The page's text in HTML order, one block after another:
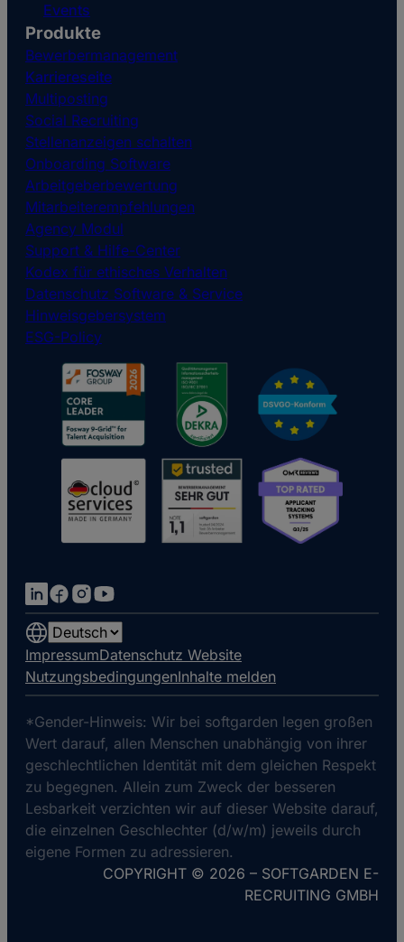
Events
Produkte
Bewerbermanagement
Karriereseite
Multiposting
Social Recruiting
Stellenanzeigen schalten
Onboarding Software
Arbeitgeberbewertung
Mitarbeiterempfehlungen
Agency Modul
Support & Hilfe-Center
Kodex für ethisches Verhalten
Datenschutz Software & Service
Hinweisgebersystem
ESG-Policy
Choose
a
language
ImpressumDatenschutz Website
NutzungsbedingungenInhalte melden
*Gender-Hinweis: Wir bei softgarden legen großen
Wert darauf, allen Menschen unabhängig von ihrer
geschlechtlichen Identität mit dem gleichen Respekt
zu begegnen. Allein zum Zweck der besseren
Lesbarkeit verzichten wir auf dieser Website darauf,
die einzelnen Geschlechter (d/w/m) jeweils durch
eigene Formen zu adressieren.
COPYRIGHT © 2026 – SOFTGARDEN E-
RECRUITING GMBH